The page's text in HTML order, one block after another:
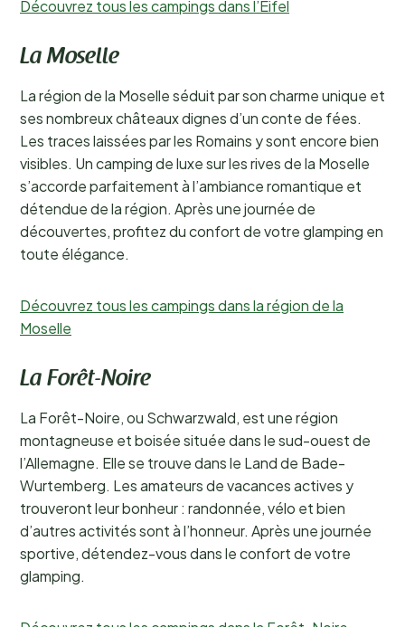
Découvrez tous les campings dans l’Eifel
La Moselle
La région de la Moselle séduit par son charme unique et
ses nombreux châteaux dignes d’un conte de fées.
Les traces laissées par les Romains y sont encore bien
visibles. Un camping de luxe sur les rives de la Moselle
s’accorde parfaitement à l’ambiance romantique et
détendue de la région. Après une journée de
découvertes, profitez du confort de votre glamping en
toute élégance.
Découvrez tous les campings dans la région de la
Moselle
La Forêt-Noire
La Forêt-Noire, ou Schwarzwald, est une région
montagneuse et boisée située dans le sud-ouest de
l’Allemagne. Elle se trouve dans le Land de Bade-
Wurtemberg. Les amateurs de vacances actives y
trouveront leur bonheur : randonnée, vélo et bien
d’autres activités sont à l’honneur. Après une journée
sportive, détendez-vous dans le confort de votre
glamping.